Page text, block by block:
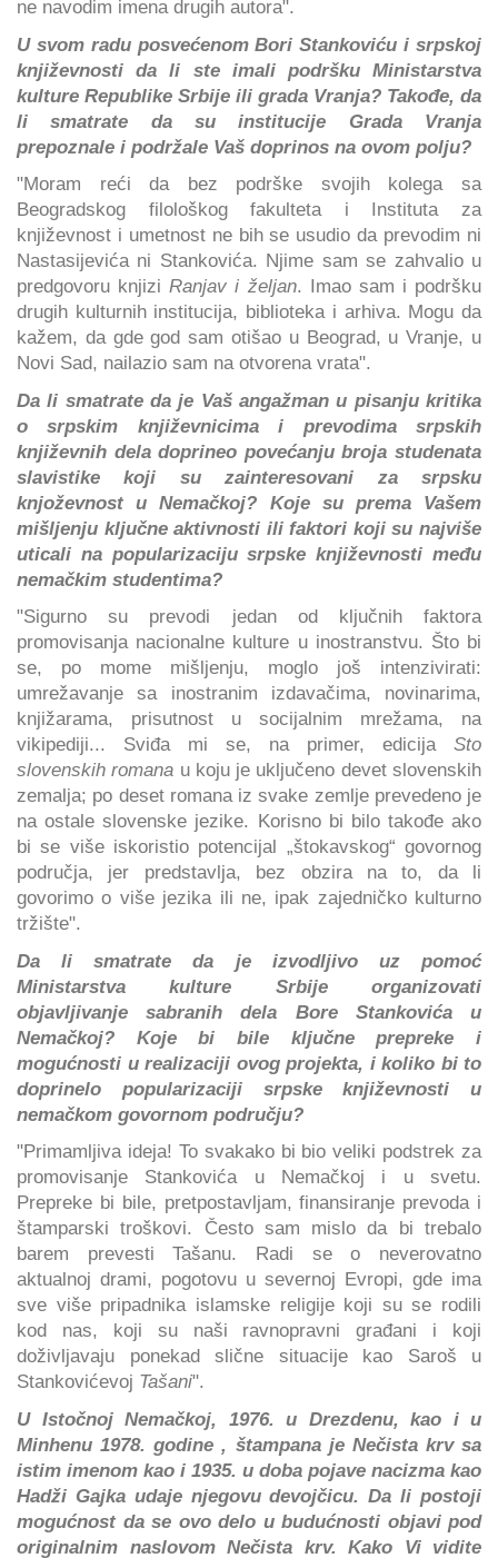
ne navodim imena drugih autora".
U svom radu posvećenom Bori Stankoviću i srpskoj
književnosti da li ste imali podršku Ministarstva
kulture Republike Srbije ili grada Vranja? Takođe, da
li smatrate da su institucije Grada Vranja
prepoznale i podržale Vaš doprinos na ovom polju?
"Moram reći da bez podrške svojih kolega sa
Beogradskog filološkog fakulteta i Instituta za
književnost i umetnost ne bih se usudio da prevodim ni
Nastasijevića ni Stankovića. Njime sam se zahvalio u
predgovoru knjiziRanjav i željan. Imao sam i podršku
drugih kulturnih institucija, biblioteka i arhiva. Mogu da
kažem, da gde god sam otišao u Beograd, u Vranje, u
Novi Sad, nailazio sam na otvorena vrata".
Da li smatrate da je Vaš angažman u pisanju kritika
o srpskim književnicima i prevodima srpskih
književnih dela doprineo povećanju broja studenata
slavistike koji su zainteresovani za srpsku
knjoževnost u Nemačkoj? Koje su prema Vašem
mišljenju ključne aktivnosti ili faktori koji su najviše
uticali na popularizaciju srpske književnosti među
nemačkim studentima?
"Sigurno su prevodi jedan od ključnih faktora
promovisanja nacionalne kulture u inostranstvu. Što bi
se, po mome mišljenju, moglo još intenzivirati:
umrežavanje sa inostranim izdavačima, novinarima,
knjižarama, prisutnost u socijalnim mrežama, na
vikipediji... Sviđa mi se, na primer, edicija Sto
slovenskih romana u koju je uključeno devet slovenskih
zemalja; po deset romana iz svake zemlje prevedeno je
na ostale slovenske jezike. Korisno bi bilo takođe ako
bi se više iskoristio potencijal „štokavskog“ govornog
područja, jer predstavlja, bez obzira na to, da li
govorimo o više jezika ili ne, ipak zajedničko kulturno
tržište".
Da li smatrate da je izvodljivo uz pomoć
Ministarstva kulture Srbije organizovati
objavljivanje sabranih dela Bore Stankovića u
Nemačkoj? Koje bi bile ključne prepreke i
mogućnosti u realizaciji ovog projekta, i koliko bi to
doprinelo popularizaciji srpske književnosti u
nemačkom govornom području?
"Primamljiva ideja! To svakako bi bio veliki podstrek za
promovisanje Stankovića u Nemačkoj i u svetu.
Prepreke bi bile, pretpostavljam, finansiranje prevoda i
štamparski troškovi. Često sam mislo da bi trebalo
barem prevesti Tašanu. Radi se o neverovatno
aktualnoj drami, pogotovu u severnoj Evropi, gde ima
sve više pripadnika islamske religije koji su se rodili
kod nas, koji su naši ravnopravni građani i koji
doživljavaju ponekad slične situacije kao Saroš u
Stankovićevoj Tašani".
U Istočnoj Nemačkoj, 1976. u Drezdenu, kao i u
Minhenu 1978. godine , štampana je Nečista krv sa
istim imenom kao i 1935. u doba pojave nacizma kao
Hadži Gajka udaje njegovu devojčicu. Da li postoji
mogućnost da se ovo delo u budućnosti objavi pod
originalnim naslovom Nečista krv. Kako Vi vidite